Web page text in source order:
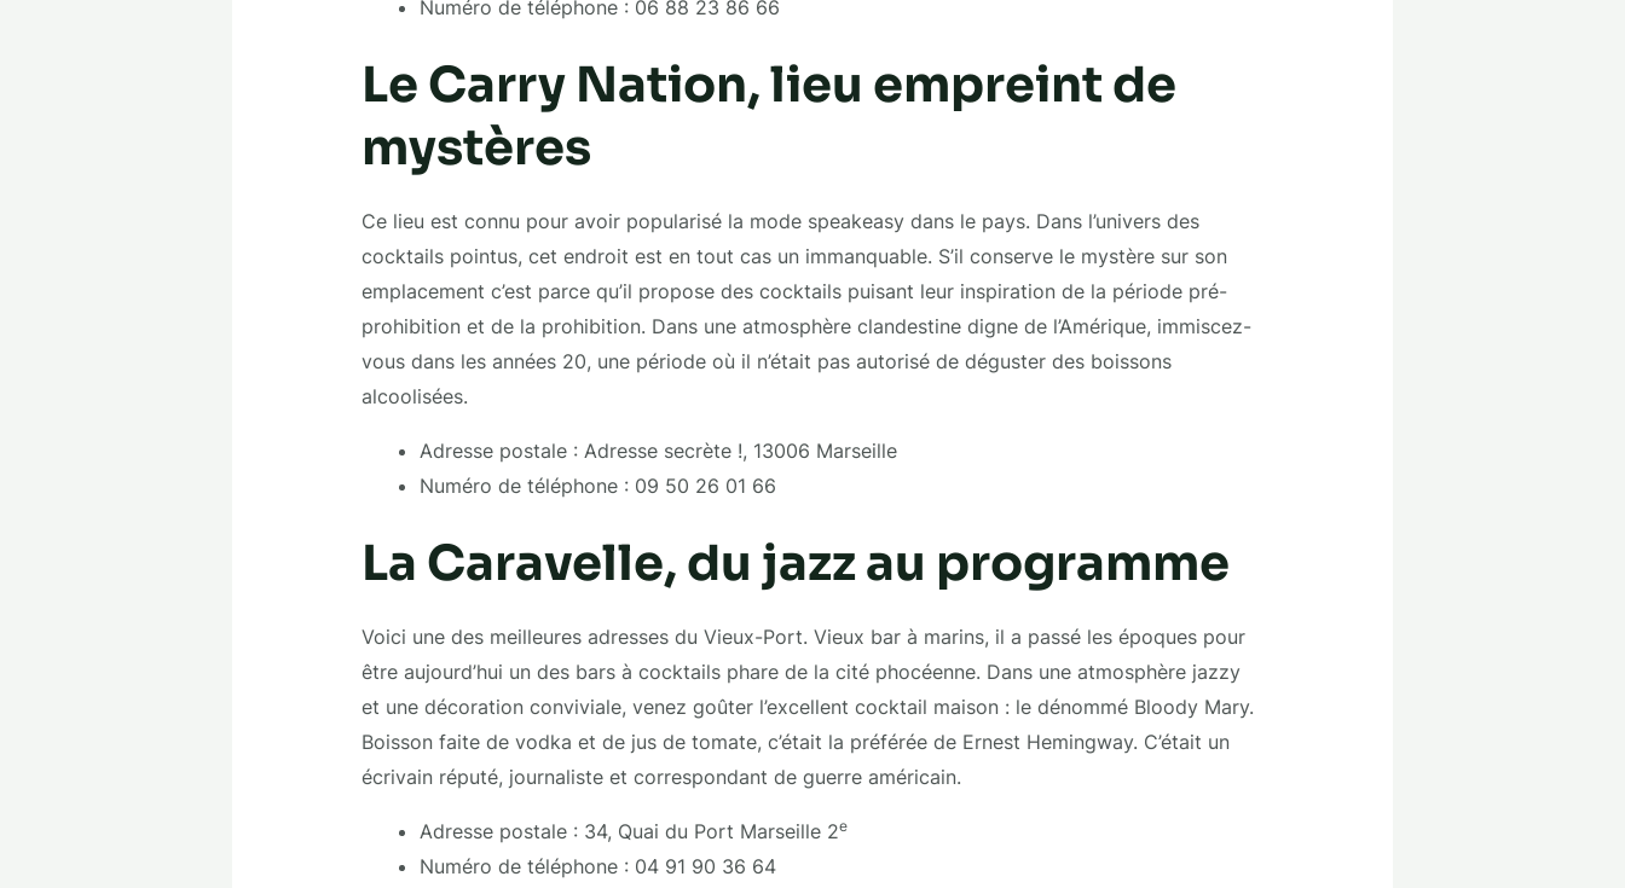
Numéro de téléphone : 06 88 23 86 66
Le Carry Nation, lieu empreint de
mystères
Ce lieu est connu pour avoir popularisé la mode speakeasy dans le pays. Dans l’univers des
cocktails pointus, cet endroit est en tout cas un immanquable. S’il conserve le mystère sur son
emplacement c’est parce qu’il propose des cocktails puisant leur inspiration de la période pré-
prohibition et de la prohibition. Dans une atmosphère clandestine digne de l’Amérique, immiscez-
vous dans les années 20, une période où il n’était pas autorisé de déguster des boissons
alcoolisées.
Adresse postale : Adresse secrète !, 13006 Marseille
Numéro de téléphone : 09 50 26 01 66
La Caravelle, du jazz au programme
Voici une des meilleures adresses du Vieux-Port. Vieux bar à marins, il a passé les époques pour
être aujourd’hui un des bars à cocktails phare de la cité phocéenne. Dans une atmosphère jazzy
et une décoration conviviale, venez goûter l’excellent cocktail maison : le dénommé Bloody Mary.
Boisson faite de vodka et de jus de tomate, c’était la préférée de Ernest Hemingway. C’était un
écrivain réputé, journaliste et correspondant de guerre américain.
Adresse postale : 34, Quai du Port Marseille 2e
Numéro de téléphone : 04 91 90 36 64